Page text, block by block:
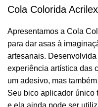
Cola Colorida
Apresentamos a Cola
para dar asas à
artesanais.
experiência artística das
um adesivo, mas
Seu bico aplicador único
e ela ainda pode ser